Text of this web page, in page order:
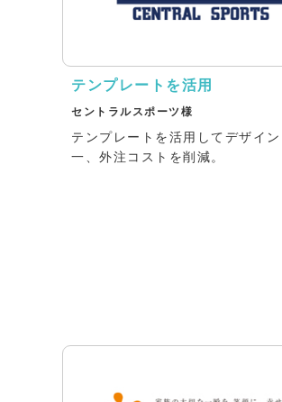
テンプレートを活用
セントラルスポーツ様
テンプレートを活用してデザイ
一、外注コストを削減。